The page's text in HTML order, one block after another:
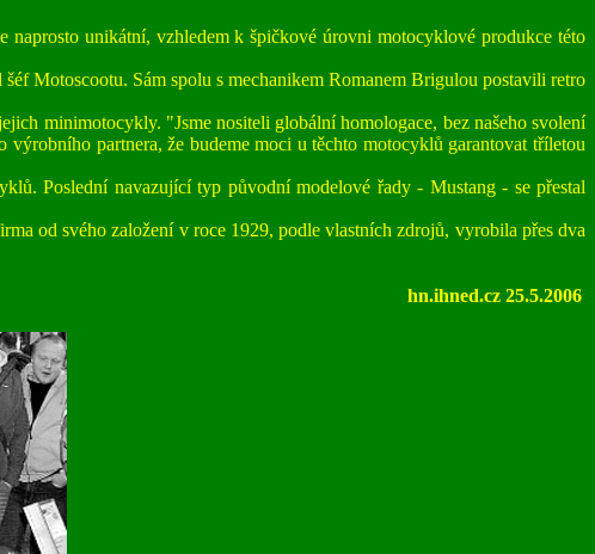
unikátní, vzhledem k špičkové úrovni motocyklové produkce této
Motoscootu. Sám spolu s mechanikem Romanem Brigulou postavili retro
minimotocykly. "Jsme nositeli globální homologace, bez našeho svolení
partnera, že budeme moci u těchto motocyklů garantovat tříletou
Poslední navazující typ původní modelové řady - Mustang - se přestal
od svého založení v roce 1929, podle vlastních zdrojů, vyrobila přes dva
hn.ihned.cz 25.5.2006